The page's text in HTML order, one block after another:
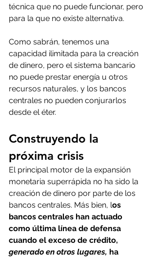
técnica que no puede funcionar, pero
para la que no existe alternativa.
Como sabrán, tenemos una
capacidad ilimitada para la creación
de dinero, pero el sistema bancario
no puede prestar energía u otros
recursos naturales, y los bancos
centrales no pueden conjurarlos
desde el éter.
Construyendo la
próxima crisis
El principal motor de la expansión
monetaria superrápida no ha sido la
creación de dinero por parte de los
bancos centrales. Más bien, los
bancos centrales han actuado
como última línea de defensa
cuando el exceso de crédito,
generado en otros lugares, ha